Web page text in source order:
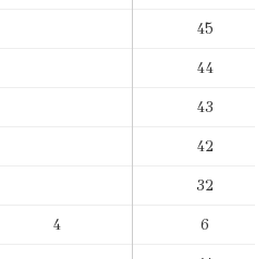
45
44
43
42
32
4 6